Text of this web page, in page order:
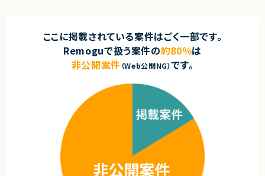
・セキュリティ対策（認証認可、脆弱性対応）の知識
・大規模アクセス環境での性能改善経験
・アジャイル開発（Scrum / SAFe 等）の経験
・顧客折衝・要件定義経験
業務委託(準委任契約)
株式会社LASSIC
エージェントから
・自動テストの実装経験、または テストケース（表）の作成経験
・業務系システムの開発経験
・モックを利用したテスト及びテーブル駆動テストの経験
・Layered Architectureによる実装経験
・UMLやシーケンス図を用いた設計経験
・ERD,テーブルなどデータベース設計経験
・DevOps (CI/CDパイプライン作成）に興味のある方
業務委託(準委任契約)
ここに掲載されている案件はごく一部です。
Remoguで扱う案件の約80％は
非公開案件 （Web公開NG）です。